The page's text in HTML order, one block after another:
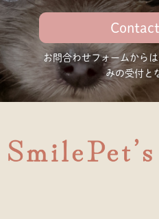
お問合わせフォームから
みの受付と